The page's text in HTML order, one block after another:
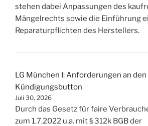
stehen dabei Anpassungen des
Mängelrechts sowie die Einführung
Reparaturpflichten des Herstellers.
LG München I: Anforderungen an den
Kündigungsbutton
Juli 30, 2026
Durch das Gesetz für faire
zum 1.7.2022 u.a. mit § 312k BGB der